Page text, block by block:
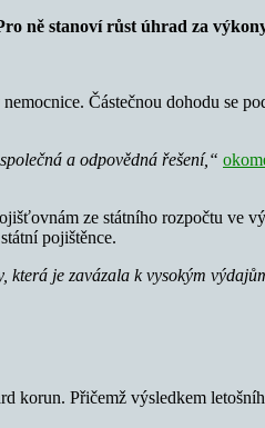
ně stanoví růst úhrad za
Částečnou dohodu se
a odpovědná řešení,“
ze státního rozpočtu ve
pojištěnce.
která je zavázala k vysokým
korun. Přičemž výsledkem